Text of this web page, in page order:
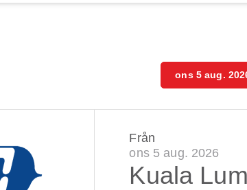
ons 5 aug.
Från
ons 5 aug. 2026
Kuala